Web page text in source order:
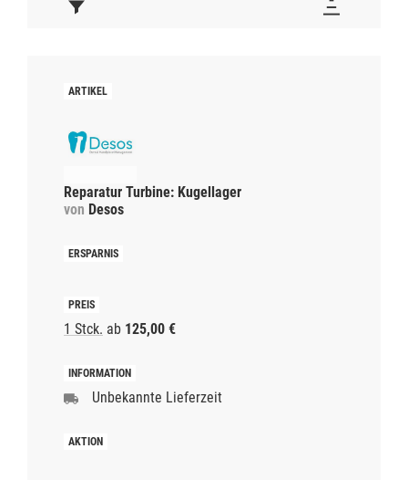
Reparatur Turbine: Kugellager
von Desos
1 Stck. ab 125,00 €
Unbekannte Lieferzeit